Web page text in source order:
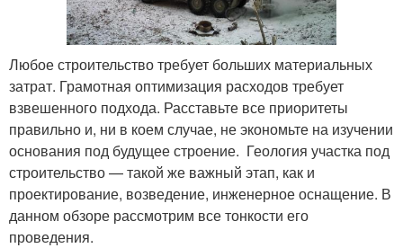
Любое строительство требует больших материальных
затрат. Грамотная оптимизация расходов требует
взвешенного подхода. Расставьте все приоритеты
правильно и, ни в коем случае, не экономьте на изучении
основания под будущее строение. Геология участка под
строительство — такой же важный этап, как и
проектирование, возведение, инженерное оснащение. В
данном обзоре рассмотрим все тонкости его
проведения.